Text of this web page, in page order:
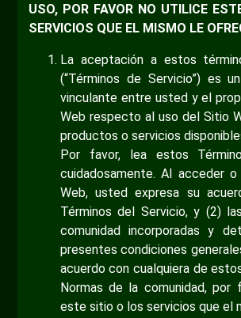
USO, POR FAVOR NO UTILICE
SERVICIOS QUE EL MISMO LE
La aceptación a estos
(“Términos de Servicio”) es
vinculante entre usted y el
Web respecto al uso del Sitio
productos o servicios
Por favor, lea estos
cuidadosamente. Al acceder
Web, usted expresa su
Términos del Servicio, y (2)
comunidad incorporadas y
presentes condiciones
acuerdo con cualquiera de
Normas de la comunidad, por
este sitio o los servicios que el